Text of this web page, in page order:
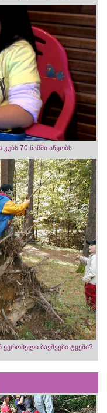
70 წამში აწყობს
ევროპელი ბავშვები ტყეში?